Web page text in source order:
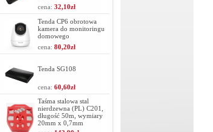
cena: 32,10zł
Tenda CP6 obrotowa
kamera do monitoringu
domowego
cena: 80,20zł
Tenda SG108
cena: 60,60zł
Taśma stalowa stal
nierdzewna (PL) C201,
długość 50m, wymiary
20mm x 0,7mm